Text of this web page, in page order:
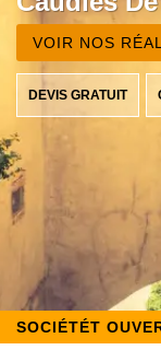
VOIR NOS
DEVIS GRATUIT
SOCIÉTÉT